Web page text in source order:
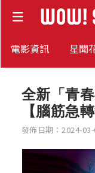
電影資訊 星聞
全新「青
【腦筋急
發佈日期：2024-